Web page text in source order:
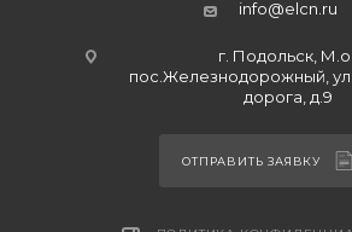
info@elcn.ru
г. Подольск, М.о.,
пос.Железнодорожный,
дорога, д.9
ОТПРАВИТЬ ЗАЯВКУ